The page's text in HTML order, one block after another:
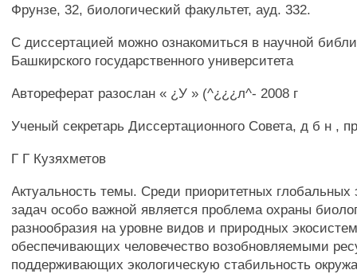
Фрунзе, 32, биологический факультет, ауд. 332.
С диссертацией можно ознакомиться в научной
Башкирского государственного университета
Автореферат разослан « ¿У » (^¿¿¿л^- 2008 г
Ученый секретарь Диссертационного Совета, д б н ,
Г Г Кузяхметов
Актуальность темы. Среди приоритетных глобальных
задач особо важной является проблема охраны
разнообразия на уровне видов и природных
обеспечивающих человечество возобновляемыми
поддерживающих экологическую стабильность